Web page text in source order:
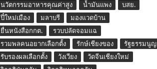
นวัตกรรมอาหารคุณค่าสูง
น้ำมันแพง
บสย.
ปี๋ใหม่เมือง
มลาบรี
มองแวดบ้าน
ยื่นหนังสือกกต.
รวบปลัดจอมแฉ
รวมพลคนอยากเลือกตั้ง
รักษ์เชียงของ
รัฐธรรมนูญ
รับรองผลเลือกตั้ง
วังเวียง
วัดจีนเชียงใหม่